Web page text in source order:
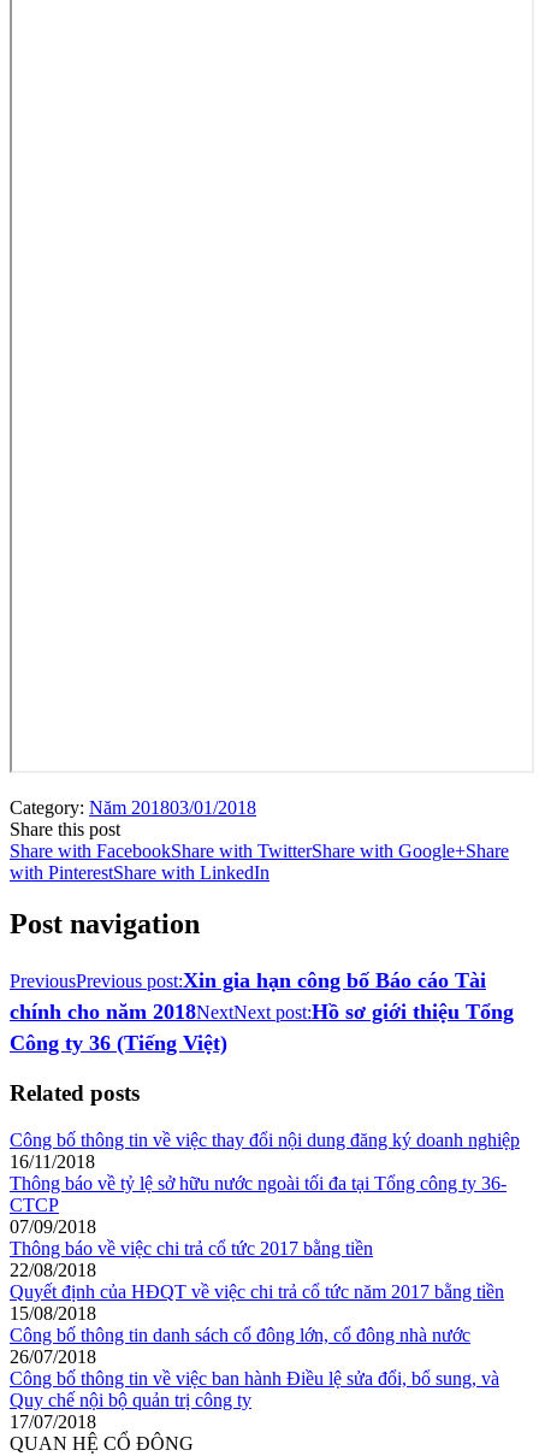
Category: Năm 201803/01/2018
Share this post
Share with FacebookShare with TwitterShare with Google+Share
with PinterestShare with LinkedIn
Post navigation
PreviousPrevious post:Xin gia hạn công bố Báo cáo Tài
chính cho năm 2018NextNext post:Hồ sơ giới thiệu Tổng
Công ty 36 (Tiếng Việt)
Related posts
Công bố thông tin về việc thay đổi nội dung đăng ký doanh nghiệp
16/11/2018
Thông báo về tỷ lệ sở hữu nước ngoài tối đa tại Tổng công ty 36-
CTCP
07/09/2018
Thông báo về việc chi trả cổ tức 2017 bằng tiền
22/08/2018
Quyết định của HĐQT về việc chi trả cổ tức năm 2017 bằng tiền
15/08/2018
Công bố thông tin danh sách cổ đông lớn, cổ đông nhà nước
26/07/2018
Công bố thông tin về việc ban hành Điều lệ sửa đổi, bổ sung, và
Quy chế nội bộ quản trị công ty
17/07/2018
QUAN HỆ CỔ ĐÔNG